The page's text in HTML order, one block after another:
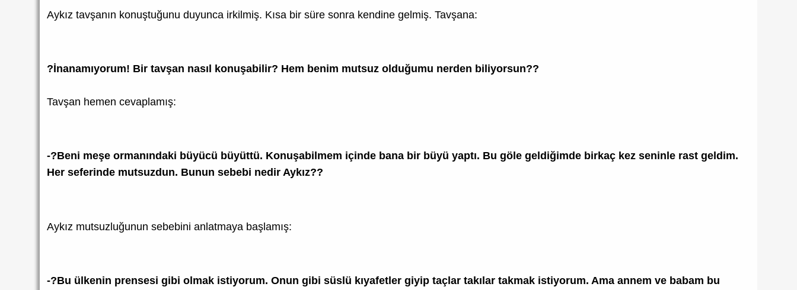
Aykız tavşanın konuştuğunu duyunca irkilmiş. Kısa bir süre sonra kendine gelmiş. Tavşana:
?İnanamıyorum! Bir tavşan nasıl konuşabilir? Hem benim mutsuz olduğumu nerden biliyorsun??
Tavşan hemen cevaplamış:
-?Beni meşe ormanındaki büyücü büyüttü. Konuşabilmem içinde bana bir büyü yaptı. Bu göle geldiğimde birkaç kez seninle rast geldim.
Her seferinde mutsuzdun. Bunun sebebi nedir Aykız??
Aykız mutsuzluğunun sebebini anlatmaya başlamış:
-?Bu ülkenin prensesi gibi olmak istiyorum. Onun gibi süslü kıyafetler giyip taçlar takılar takmak istiyorum. Ama annem ve babam bu